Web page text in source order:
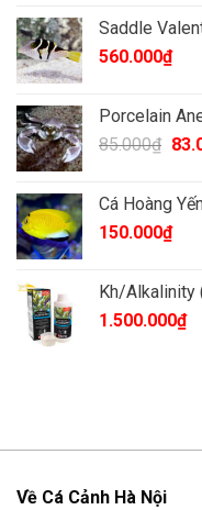
Saddle
560.000₫
Porcelain
85.000₫ Giá
Cá Hoàng
150.000₫
Kh/Alkalinity
1.500.000₫
Về Cá Cảnh Hà Nội